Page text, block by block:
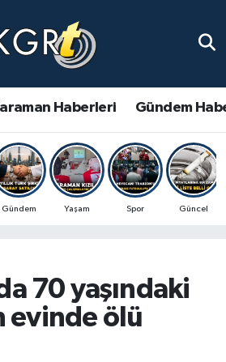
Haberleri Gündem
Gündem Yaşam Spor Güncel
70 yaşındaki
evinde ölü